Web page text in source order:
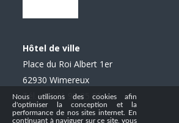
Hôtel de ville
Place du Roi Albert 1er
62930 Wimereux
Tél. : 03 21 99 85 85
Nous utilisons des cookies afin
d'optimiser la conception et la
performance de nos sites internet. En
continuant à naviguer sur ce site, vous